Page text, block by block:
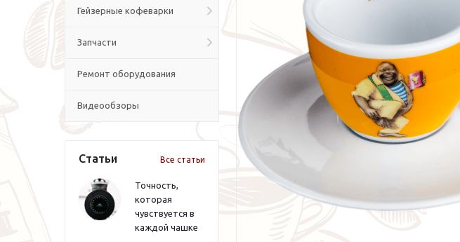
Гейзерные кофеварки
Запчасти
Ремонт оборудования
Видеообзоры
Статьи Все статьи
Точность,
которая
чувствуется в
каждой чашке